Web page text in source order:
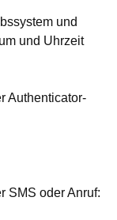
und
und Uhrzeit
Authenticator-
SMS oder Anruf: